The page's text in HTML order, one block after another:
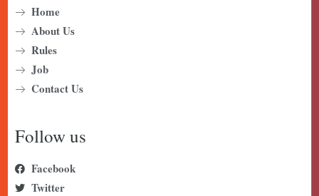
Home
About Us
Rules
Job
Contact Us
Follow us
Facebook
Twitter